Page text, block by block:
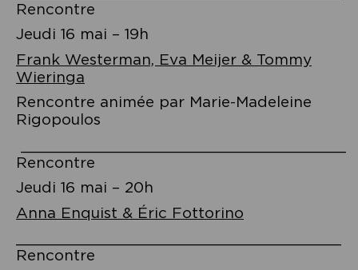
Rencontre
Jeudi 16 mai – 19h
Frank Westerman, Eva Meijer & Tommy
Wieringa
Rencontre animée par Marie-Madeleine
Rigopoulos
Rencontre
Jeudi 16 mai – 20h
Anna Enquist & Éric Fottorino
Rencontre